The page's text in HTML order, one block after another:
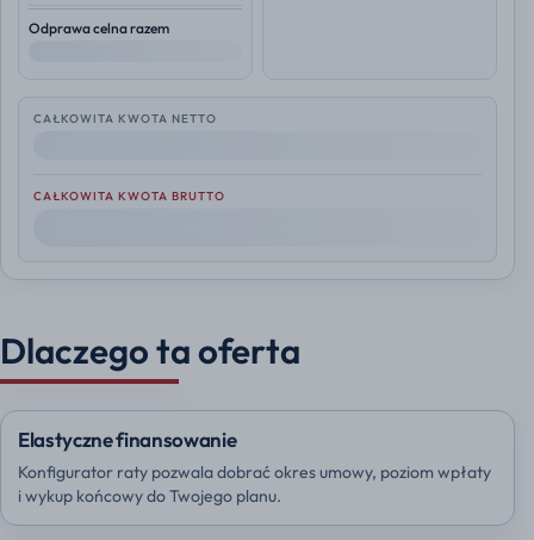
Odprawa celna razem
CAŁKOWITA KWOTA NETTO
CAŁKOWITA KWOTA BRUTTO
Dlaczego ta oferta
Elastyczne finansowanie
Konfigurator raty pozwala dobrać okres umowy, poziom wpłaty
i wykup końcowy do Twojego planu.